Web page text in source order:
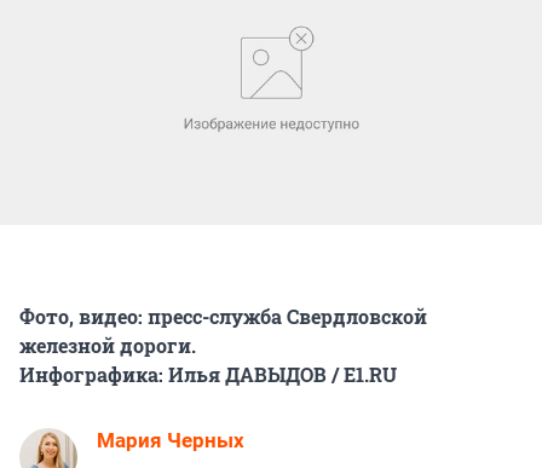
Фото, видео: пресс-служба Свердловской
железной дороги.
Инфографика: Илья ДАВЫДОВ / Е1.RU
Мария Черных